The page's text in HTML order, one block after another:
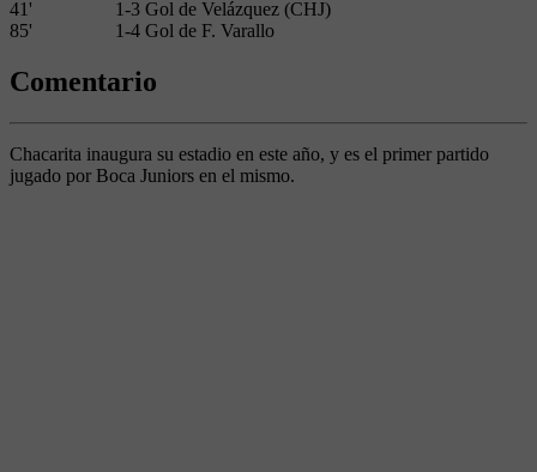
41'
1-3 Gol de Velázquez (CHJ)
85'
1-4 Gol de F. Varallo
Comentario
Chacarita inaugura su estadio en este año, y es el primer partido
jugado por Boca Juniors en el mismo.